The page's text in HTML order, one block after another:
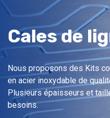
Cales de
Nous proposons des Kits
en acier inoxydable de
Plusieurs épaisseurs et
besoins.